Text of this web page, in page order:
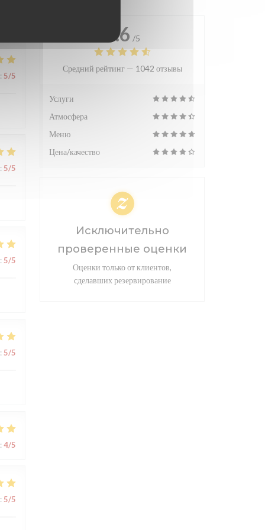
: 5/5
:5/5
: 5/5
: 5/5
: 4/5
: 5/5
4.6 /5
Средний рейтинг — 1042 отзывы
Услуги
Атмосфера
Меню
Цена/качество
Исключительно
проверенные оценки
Оценки только от клиентов,
сделавших резервирование